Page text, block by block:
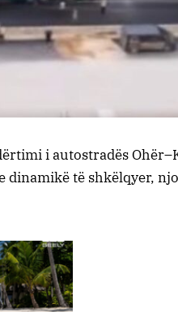
i autostradës
dinamikë të shkëlqyer,